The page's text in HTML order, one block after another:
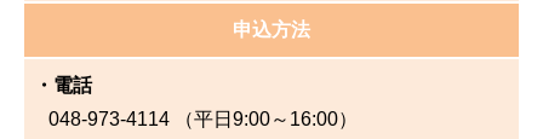
申込方法
・電話
048-973-4114 （平日9:00～16:00）